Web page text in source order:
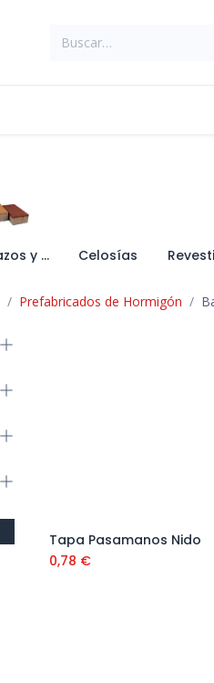
Terrazos y Aceras Celosías
Prefabricados de Hormigón
Añadir al carrito
Tapa Pasamanos Nido
0,78 €